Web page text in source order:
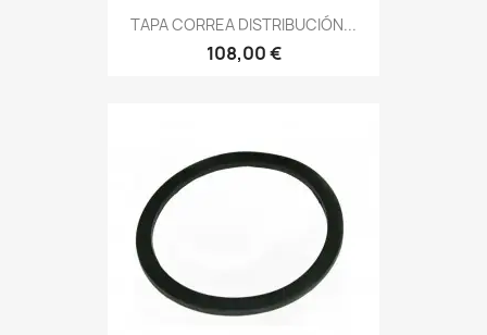
TAPA CORREA DISTRIBUCIÓN...
108,00 €